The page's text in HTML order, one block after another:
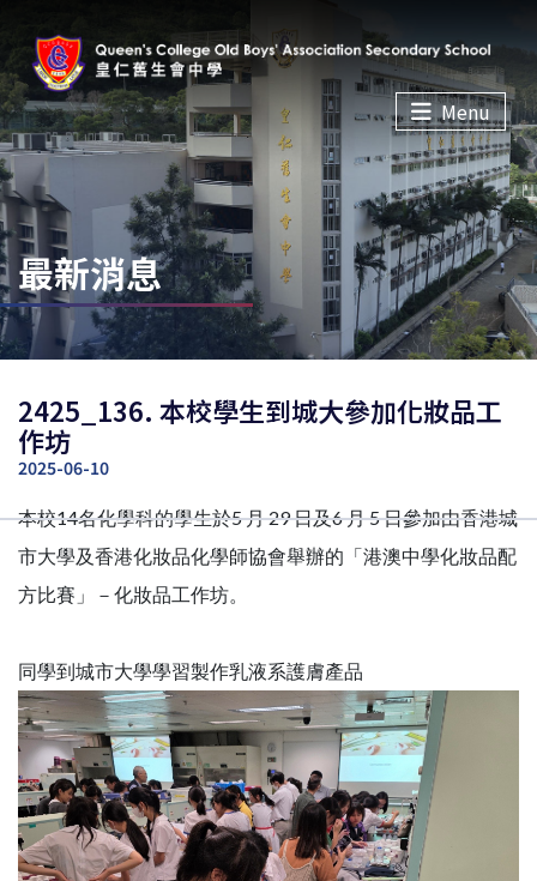
Menu
最新消息
2425_136. 本校學生到城大參加化妝品工
作坊
2025-06-10
本校14名化學科的學生於5 月 29 日及6 月 5 日參加由香港城
市大學及香港化妝品化學師協會舉辦的「港澳中學化妝品配
方比賽」－化妝品工作坊。
同學到城市大學學習製作乳液系護膚產品